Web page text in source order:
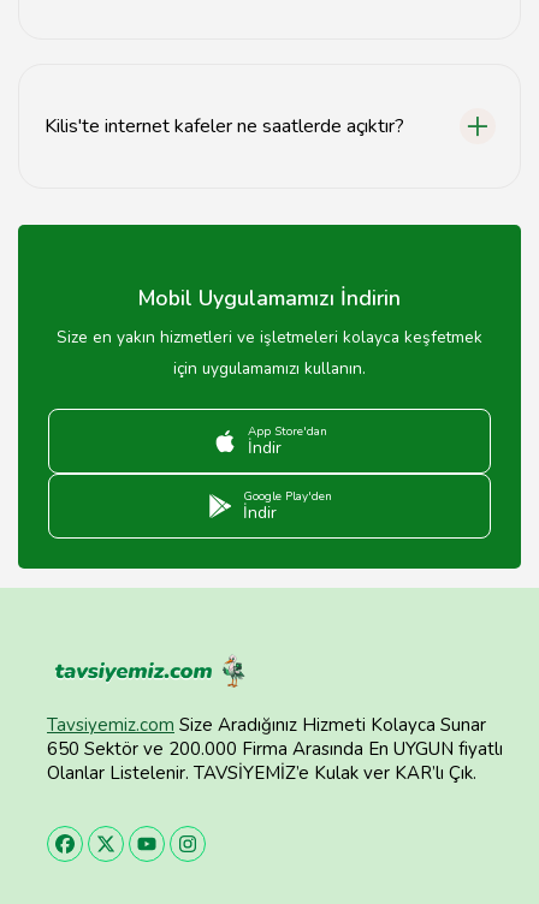
Kilis'te internet kafeler ne saatlerde açıktır?
gece 00:00'a kadar açıktır.
Mobil Uygulamamızı İndirin
Size en yakın hizmetleri ve işletmeleri kolayca keşfetmek
için uygulamamızı kullanın.
App Store'dan
İndir
Google Play'den
İndir
Tavsiyemiz.com Size Aradığınız Hizmeti Kolayca Sunar
650 Sektör ve 200.000 Firma Arasında En UYGUN fiyatlı
Olanlar Listelenir. TAVSİYEMİZ’e Kulak ver KAR’lı Çık.